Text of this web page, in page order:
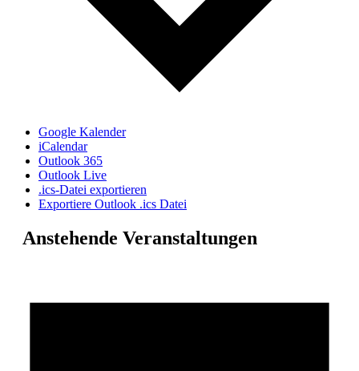
Google Kalender
iCalendar
Outlook 365
Outlook Live
.ics-Datei exportieren
Exportiere Outlook .ics Datei
Anstehende Veranstaltungen